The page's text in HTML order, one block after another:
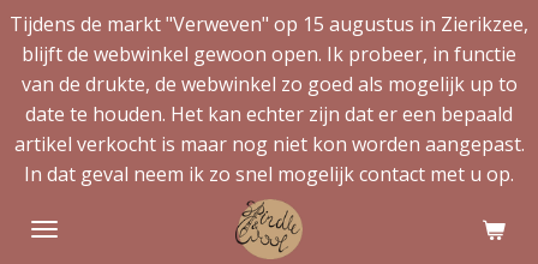
Ga
direct
naar
de
hoofdinhoud
Tijdens de markt "Verweven" op 15 augustus in Zierikzee,
blijft de webwinkel gewoon open. Ik probeer, in functie
van de drukte, de webwinkel zo goed als mogelijk up to
date te houden. Het kan echter zijn dat er een bepaald
artikel verkocht is maar nog niet kon worden aangepast.
In dat geval neem ik zo snel mogelijk contact met u op.